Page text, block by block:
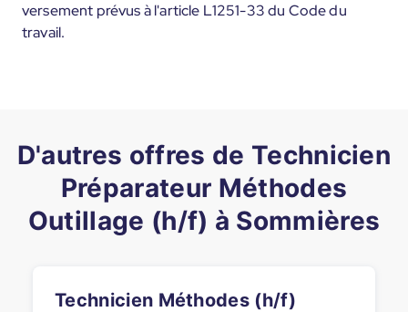
versement prévus à l'article L1251-33 du Code du
travail.
D'autres offres de Technicien
Préparateur Méthodes
Outillage (h/f) à Sommières
Technicien Méthodes (h/f)